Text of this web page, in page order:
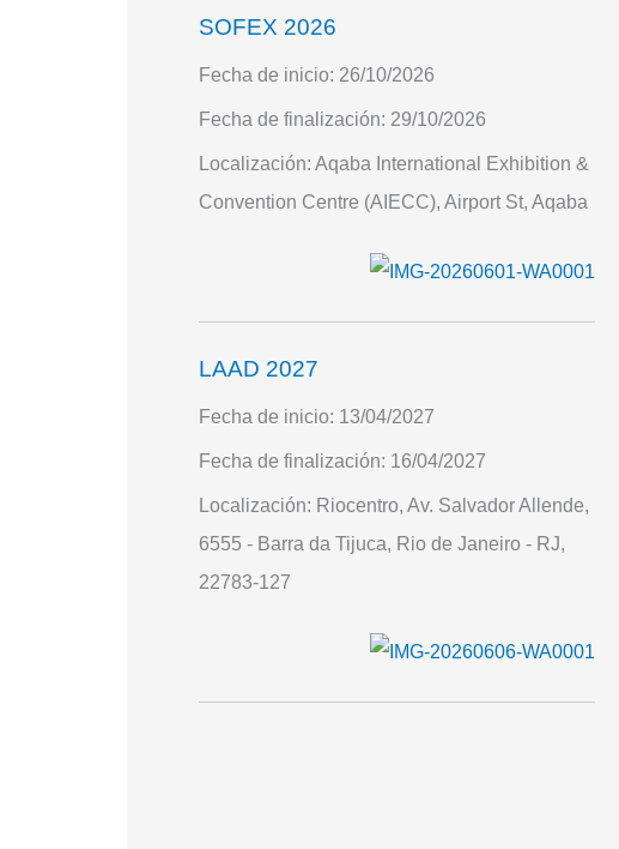
SOFEX 2026
Fecha de inicio: 26/10/2026
Fecha de finalización: 29/10/2026
Localización: Aqaba International Exhibition &
Convention Centre (AIECC), Airport St, Aqaba
LAAD 2027
Fecha de inicio: 13/04/2027
Fecha de finalización: 16/04/2027
Localización: Riocentro, Av. Salvador Allende,
6555 - Barra da Tijuca, Rio de Janeiro - RJ,
22783-127